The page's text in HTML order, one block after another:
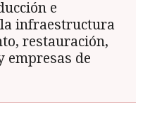
e
infraestructura
restauración,
empresas de